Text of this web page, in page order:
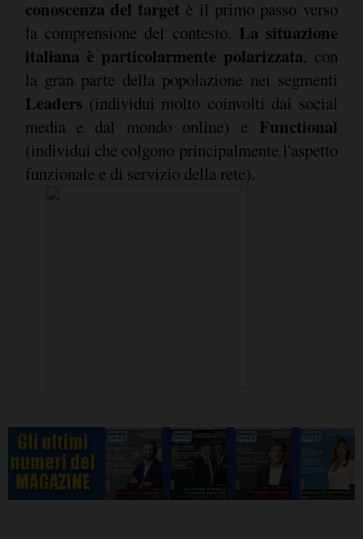
conoscenza del target è il primo passo verso
la comprensione del contesto. La situazione
italiana è particolarmente polarizzata, con
la gran parte della popolazione nei segmenti
Leaders (individui molto coinvolti dai social
media e dal mondo online) e Functional
(individui che colgono principalmente l'aspetto
funzionale e di servizio della rete).